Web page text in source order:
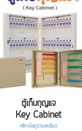
ตู้เก็บกุญแจ
Key Cabinet
คลิกเพื่อดูรายละเอียด